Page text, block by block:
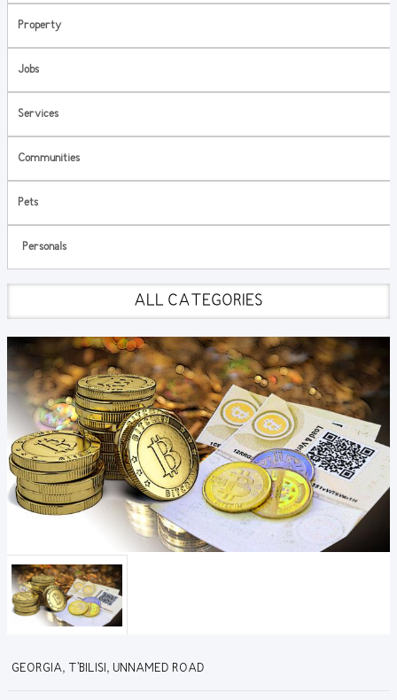
Property
Jobs
Services
Communities
Pets
Personals
ALL CATEGORIES
GEORGIA, T'BILISI, UNNAMED ROAD